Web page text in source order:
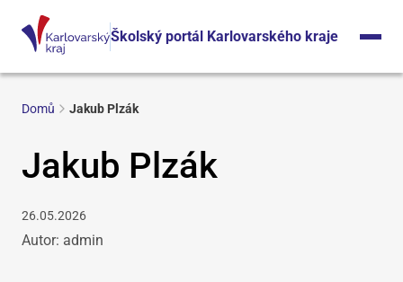
Školský portál Karlovarského kraje
Domů Jakub Plzák
Jakub Plzák
26.05.2026
Autor: admin